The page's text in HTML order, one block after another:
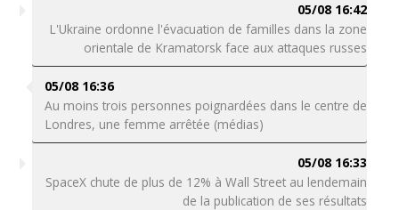
05/08 16:42
L'Ukraine ordonne l'évacuation de familles dans la zone
orientale de Kramatorsk face aux attaques russes
05/08 16:36
Au moins trois personnes poignardées dans le centre de
Londres, une femme arrêtée (médias)
05/08 16:33
SpaceX chute de plus de 12% à Wall Street au lendemain
de la publication de ses résultats